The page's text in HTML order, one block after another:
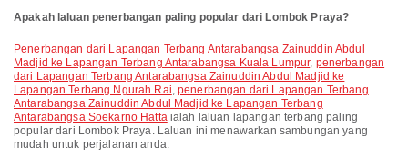
Apakah laluan penerbangan paling popular dari Lombok Praya?
penerbangan dari Lapangan Terbang Antarabangsa Zainuddin Abdul
Madjid ke Lapangan Terbang Antarabangsa Kuala Lumpur, penerbangan
dari Lapangan Terbang Antarabangsa Zainuddin Abdul Madjid ke
Lapangan Terbang Ngurah Rai,penerbangan dari Lapangan Terbang
Antarabangsa Zainuddin Abdul Madjid ke Lapangan Terbang
Antarabangsa Soekarno Hattaialah laluan lapangan terbang paling
popular dari Lombok Praya. Laluan ini menawarkan sambungan yang
mudah untuk perjalanan anda.